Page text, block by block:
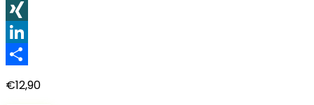
WhatsApp
XING
LinkedIn
€12,90